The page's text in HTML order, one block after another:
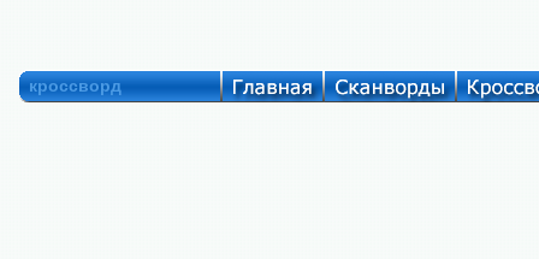
кроссворд